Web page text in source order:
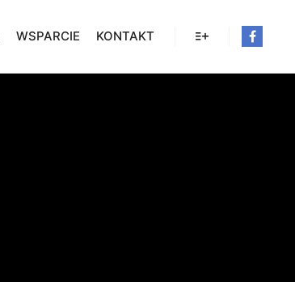
WSPARCIE KONTAKT